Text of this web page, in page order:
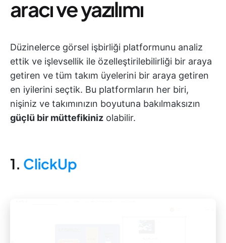
aracı ve yazılımı
Düzinelerce görsel işbirliği platformunu analiz
ettik ve işlevsellik ile özelleştirilebilirliği bir araya
getiren ve tüm takım üyelerini bir araya getiren
en iyilerini seçtik. Bu platformların her biri,
nişiniz ve takımınızın boyutuna bakılmaksızın
güçlü bir müttefikiniz olabilir.
1. ClickUp